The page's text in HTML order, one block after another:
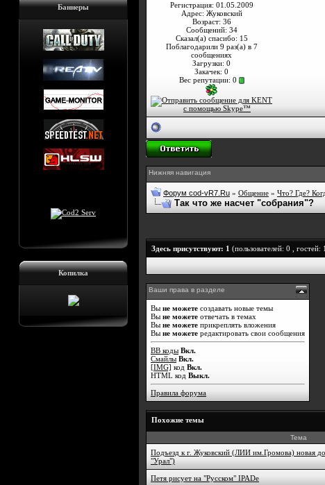
Баннеры
Копилка
Регистрация: 01.05.2009
Адрес: Жуковский
Возраст: 36
Сообщений: 34
Сказал(а) спасибо: 15
Поблагодарили 9 раз(а) в 7
сообщениях
Загрузки: 0
Закачек: 0
Вес репутации: 0
Нижняя навигация
Форум cod-vR7.Ru » Общение » Что? Где?
Так что же насчет "собрания"?
Здесь присутствуют: 1 (пользователей: 0 , гостей:
Ваши права в разделе
Вы не можете создавать новые темы
Вы не можете отвечать в темах
Вы не можете прикреплять вложения
Вы не можете редактировать свои сообщения
BB коды Вкл.
Смайлы Вкл.
[IMG] код Вкл.
HTML код Выкл.
Правила форума
Похожие темы
Тема
Подъезд к г. Жуковский (ЛИИ им.Громова) новая
"Урал")
Петя рисует на "Русском" IPADe